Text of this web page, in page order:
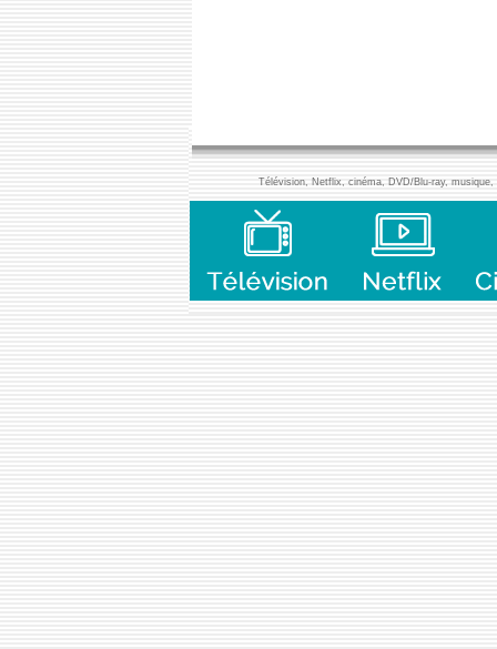
Télévision, Netflix, cinéma, DVD/Blu-ray,